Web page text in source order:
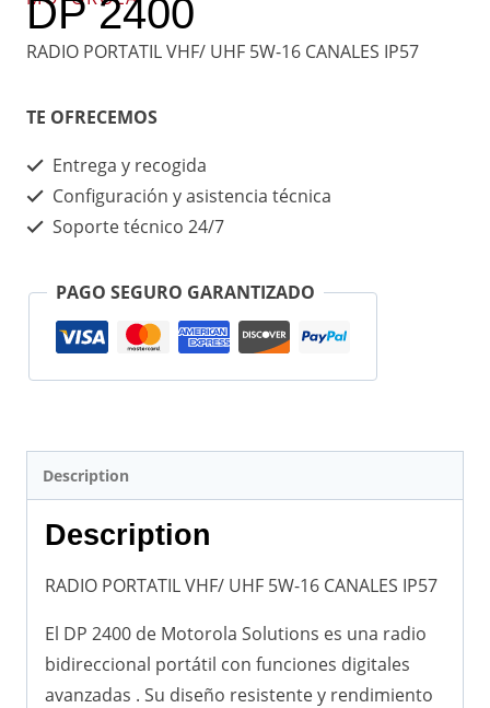
DP 2400
RADIO PORTATIL VHF/ UHF 5W-16 CANALES IP57
TE OFRECEMOS
Entrega y recogida
Configuración y asistencia técnica
Soporte técnico 24/7
PAGO SEGURO GARANTIZADO
Description
Description
RADIO PORTATIL VHF/ UHF 5W-16 CANALES IP57
El DP 2400 de Motorola Solutions es una radio
bidireccional portátil con funciones digitales
avanzadas . Su diseño resistente y rendimiento